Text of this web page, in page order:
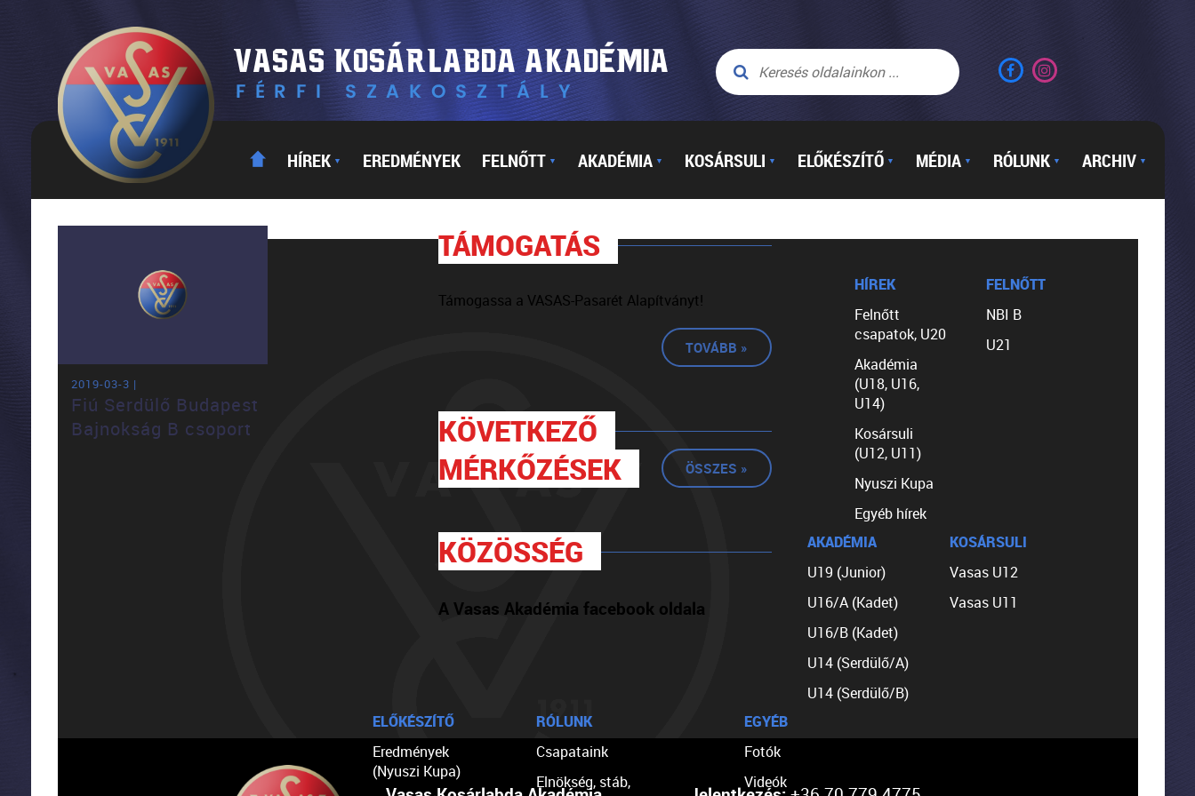
HÍREK ▼ EREDMÉNYEK FELNŐTT ▼ AKADÉMIA ▼ KOSÁRSULI ▼ ELŐKÉSZÍTŐ ▼ MÉDIA ▼ RÓLUNK ▼ ARCHIV ▼
2019-03-3 |
Fiú Serdülő Budapest
Bajnokság B csoport
TÁMOGATÁS
Támogassa a VASAS-Pasarét Alapítványt!
TOVÁBB »
KÖVETKEZŐ
MÉRKŐZÉSEK
ÖSSZES »
KÖZÖSSÉG
A Vasas Akadémia facebook oldala
HÍREK
Felnőtt
csapatok, U20
Akadémia
(U18, U16,
U14)
Kosársuli
(U12, U11)
Nyuszi Kupa
Egyéb hírek
FELNŐTT
NBI B
U21
AKADÉMIA
U19 (Junior)
U16/A (Kadet)
U16/B (Kadet)
U14 (Serdülő/A)
U14 (Serdülő/B)
KOSÁRSULI
Vasas U12
Vasas U11
ELŐKÉSZÍTŐ
Eredmények
(Nyuszi Kupa)
RÓLUNK
Csapataink
Elnökség, stáb,
EGYÉB
Fotók
Videók